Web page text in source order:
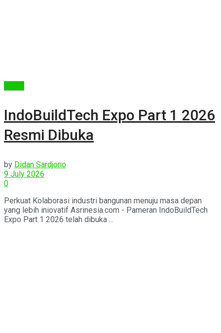
IndoBuildTech Expo Part 1 2026
Resmi Dibuka
by Didan Sardjono
9 July 2026
0
Perkuat Kolaborasi industri bangunan menuju masa depan
yang lebih iniovatif Asrinesia.com - Pameran IndoBuildTech
Expo Part 1 2026 telah dibuka ...